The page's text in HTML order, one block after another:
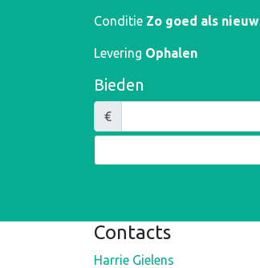
Conditie Zo goed als nieuw
Levering Ophalen
Bieden
€
Contacts
Harrie Gielens